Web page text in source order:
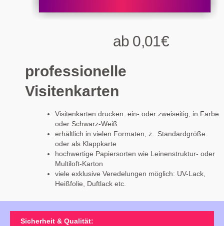
Lang
ab 0,01€
professionelle
Visitenkarten
Visitenkarten drucken: ein- oder zweiseitig, in Farbe
oder Schwarz-Weiß
erhältlich in vielen Formaten, z. Standardgröße
oder als Klappkarte
hochwertige Papiersorten wie Leinenstruktur- oder
Multiloft-Karton
viele exklusive Veredelungen möglich: UV-Lack,
Heißfolie, Duftlack etc.
Sicherheit & Qualität: